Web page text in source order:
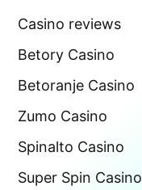
Casino reviews
Betory Casino
Betoranje Casino
Zumo Casino
Spinalto Casino
Super Spin Casino